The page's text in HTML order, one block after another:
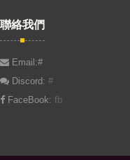
聯絡我們
Email:#
Discord: #
FaceBook: fb